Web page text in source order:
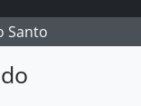
Santo